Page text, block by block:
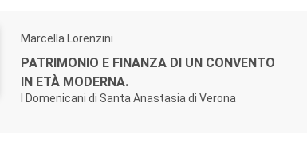
Marcella Lorenzini
PATRIMONIO E FINANZA DI UN CONVENTO
IN ETÀ MODERNA.
I Domenicani di Santa Anastasia di Verona